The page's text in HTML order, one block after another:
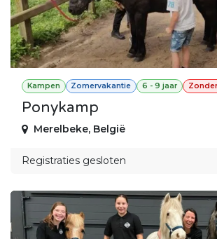
Kampen Zomervakantie 6 - 9 jaar
Ponykamp
Merelbeke, België
Registraties gesloten